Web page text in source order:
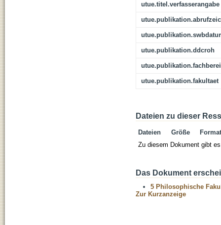
utue.titel.verfasserangabe
utue.publikation.ddcroh
utue.publikation.fakultaet
Dateien zu dieser
Dateien Größe
Format
Zu diesem Dokument gibt
Das Dokument
5 Philosophische
Zur Kurzanzeige